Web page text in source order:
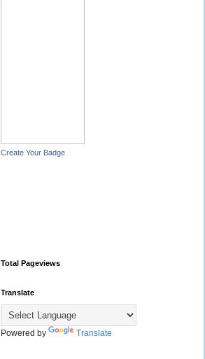
Create Your Badge
Total Pageviews
Translate
Powered by Translate